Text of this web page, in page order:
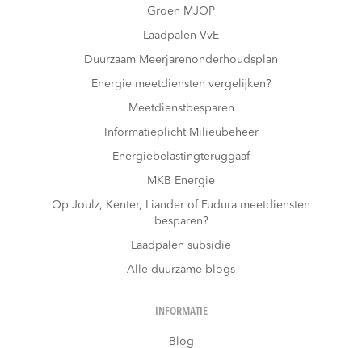
Groen MJOP
Laadpalen VvE
Duurzaam Meerjarenonderhoudsplan
Energie meetdiensten vergelijken?
Meetdienstbesparen
Informatieplicht Milieubeheer
Energiebelastingteruggaaf
MKB Energie
Op Joulz, Kenter, Liander of Fudura meetdiensten
besparen?
Laadpalen subsidie
Alle duurzame blogs
INFORMATIE
Blog